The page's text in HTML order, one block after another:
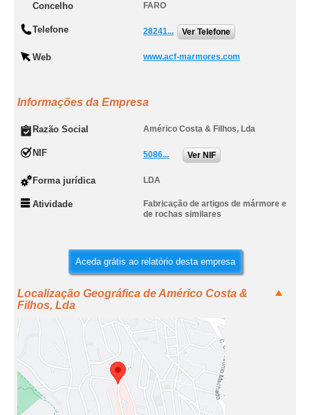
Concelho FARO
Telefone 28241... Ver Telefone
Web www.acf-marmores.com
Informações da Empresa
Razão Social Américo Costa & Filhos, Lda
NIF 5086... Ver NIF
Forma jurídica LDA
Atividade
Fabricação de artigos de mármore e
de rochas similares
Aceda grátis ao relatório desta empresa
Localização Geográfica de Américo Costa &
Filhos, Lda